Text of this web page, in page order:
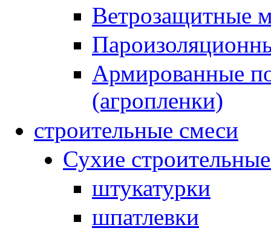
Ветрозащитные
Армированные
(агропленки)
строительные смеси
Сухие
штукатурки
шпатлевки